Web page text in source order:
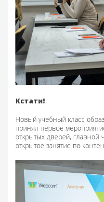
Кстати!
Новый учебный класс
принял первое
открытых дверей, главной
открытое занятие по